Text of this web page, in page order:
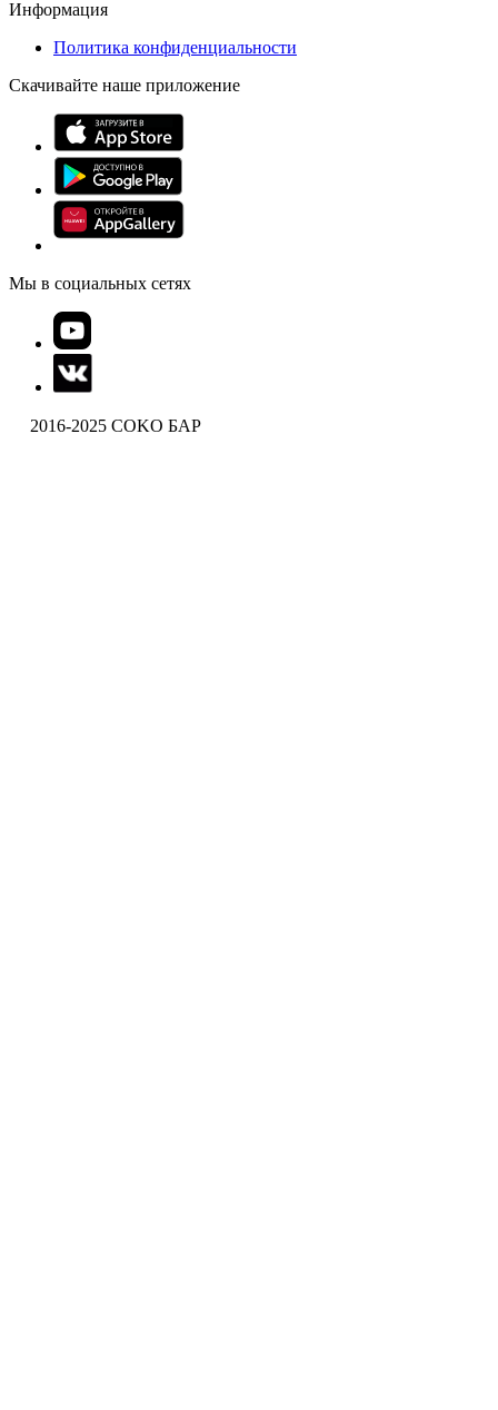
Информация
Политика конфиденциальности
Скачивайте наше приложение
Мы в социальных сетях
2016-2025 COKO БАР